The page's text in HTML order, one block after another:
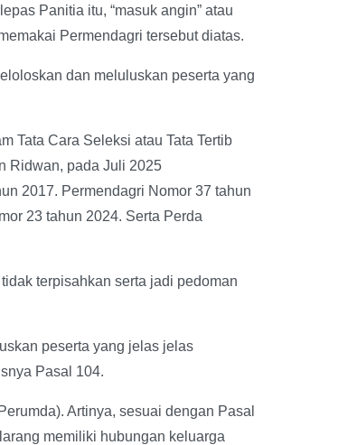
Panitia itu, “masuk angin” atau
Permendagri tersebut diatas.
dan meluluskan peserta yang
Tata Cara Seleksi atau Tata Tertib
Ridwan, pada Juli 2025
2017. Permendagri Nomor 37 tahun
23 tahun 2024. Serta Perda
terpisahkan serta jadi pedoman
peserta yang jelas jelas
Pasal 104.
Artinya, sesuai dengan Pasal
memiliki hubungan keluarga